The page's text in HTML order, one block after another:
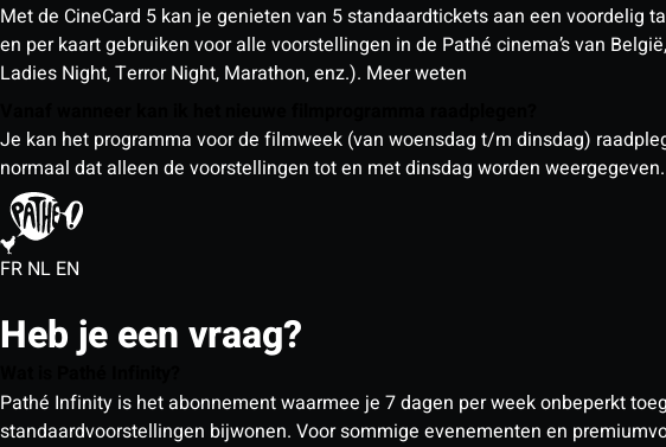
Met de CineCard 5 kan je genieten van 5 standaardtickets aan een
en per kaart gebruiken voor alle voorstellingen in de Pathé cinema’s van
Ladies Night, Terror Night, Marathon, enz.). Meer weten
Je kan het programma voor de filmweek (van woensdag t/m dinsdag)
normaal dat alleen de voorstellingen tot en met dinsdag worden weergegeven.
FR NL EN
Heb je een vraag?
Pathé Infinity is het abonnement waarmee je 7 dagen per week onbeperkt
standaardvoorstellingen bijwonen. Voor sommige evenementen en